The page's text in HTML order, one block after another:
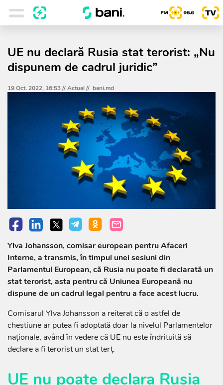
UE nu declară Rusia stat terorist: „Nu
dispunem de cadrul juridic”
19 Oct. 2022, 16:53 //Actual// bani.md
Ylva Johansson, comisar european pentru Afaceri
Interne, a transmis, în timpul unei sesiuni din
Parlamentul European, că Rusia nu poate fi declarată un
stat terorist, asta pentru că Uniunea Europeană nu
dispune de un cadrul legal pentru a face acest lucru.
Comisarul Ylva Johansson a reiterat că o astfel de
chestiune ar putea fi adoptată doar la nivelul Parlamentelor
naționale, având în vedere că UE nu este îndrituită să
declare a fi terorist un stat terț.
UE nu poate declara Rusia